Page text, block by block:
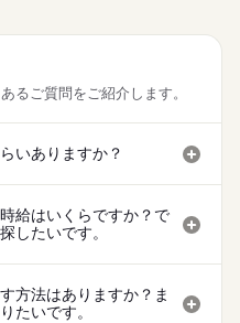
るご質問をご紹介します。
いありますか？
給はいくらですか？で
したいです。
方法はありますか？ま
たいです。